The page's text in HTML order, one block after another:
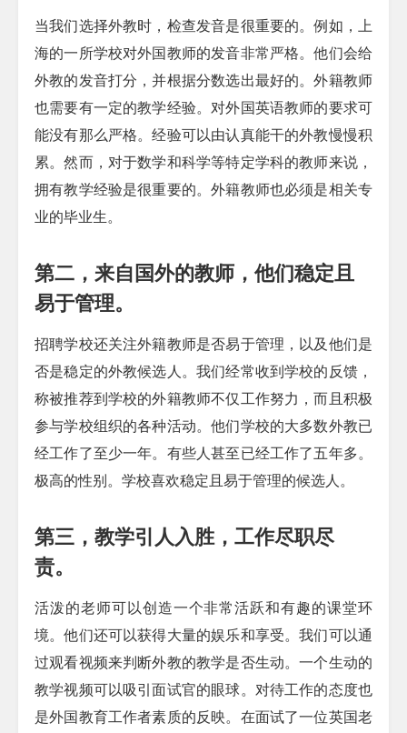
当我们选择外教时，检查发音是很重要的。例如，上
海的一所学校对外国教师的发音非常严格。他们会给
外教的发音打分，并根据分数选出最好的。外籍教师
也需要有一定的教学经验。对外国英语教师的要求可
能没有那么严格。经验可以由认真能干的外教慢慢积
累。然而，对于数学和科学等特定学科的教师来说，
拥有教学经验是很重要的。外籍教师也必须是相关专
业的毕业生。
第二，来自国外的教师，他们稳定且
易于管理。
招聘学校还关注外籍教师是否易于管理，以及他们是
否是稳定的外教候选人。我们经常收到学校的反馈，
称被推荐到学校的外籍教师不仅工作努力，而且积极
参与学校组织的各种活动。他们学校的大多数外教已
经工作了至少一年。有些人甚至已经工作了五年多。
极高的性别。学校喜欢稳定且易于管理的候选人。
第三，教学引人入胜，工作尽职尽
责。
活泼的老师可以创造一个非常活跃和有趣的课堂环
境。他们还可以获得大量的娱乐和享受。我们可以通
过观看视频来判断外教的教学是否生动。一个生动的
教学视频可以吸引面试官的眼球。对待工作的态度也
是外国教育工作者素质的反映。在面试了一位英国老